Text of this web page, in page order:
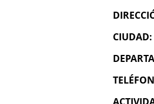
CIUDAD: